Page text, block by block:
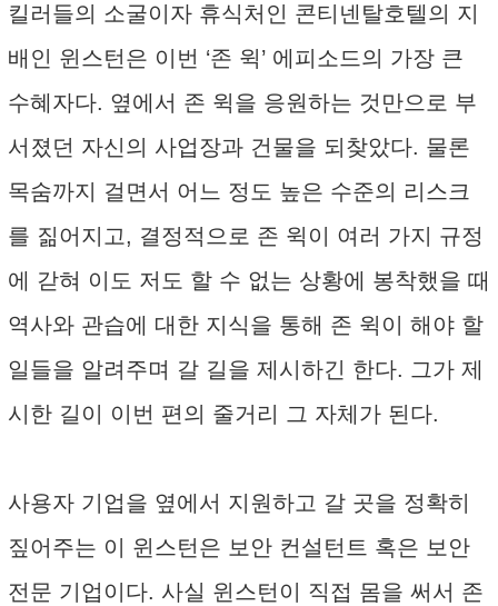
킬러들의 소굴이자 휴식처인 콘티넨탈호텔의 지
배인 윈스턴은 이번 ‘존 윅’ 에피소드의 가장 큰
수혜자다. 옆에서 존 윅을 응원하는 것만으로 부
서졌던 자신의 사업장과 건물을 되찾았다. 물론
목숨까지 걸면서 어느 정도 높은 수준의 리스크
를 짊어지고, 결정적으로 존 윅이 여러 가지 규정
에 갇혀 이도 저도 할 수 없는 상황에 봉착했을 때
역사와 관습에 대한 지식을 통해 존 윅이 해야 할
일들을 알려주며 갈 길을 제시하긴 한다. 그가 제
시한 길이 이번 편의 줄거리 그 자체가 된다.
사용자 기업을 옆에서 지원하고 갈 곳을 정확히
짚어주는 이 윈스턴은 보안 컨설턴트 혹은 보안
전문 기업이다. 사실 윈스턴이 직접 몸을 써서 존